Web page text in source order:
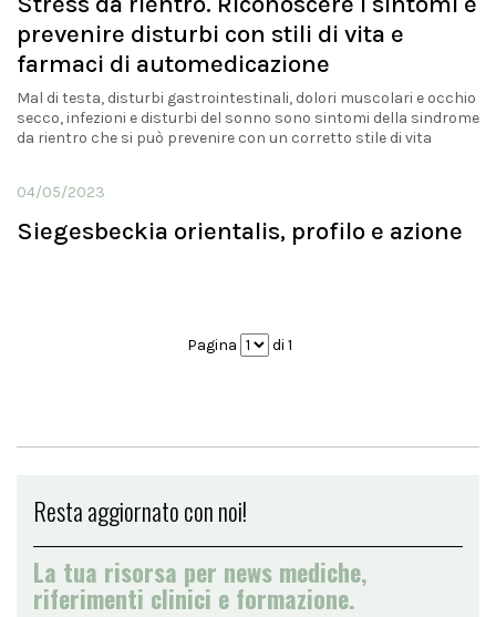
prevenire disturbi con stili di vita e
farmaci di automedicazione
Mal di testa, disturbi gastrointestinali, dolori muscolari e occhio
secco, infezioni e disturbi del sonno sono sintomi della sindrome
da rientro che si può prevenire con un corretto stile di vita
04/05/2023
Siegesbeckia orientalis, profilo e azione
Pagina di 1
Resta aggiornato con noi!
La tua risorsa per news mediche,
riferimenti clinici e formazione.